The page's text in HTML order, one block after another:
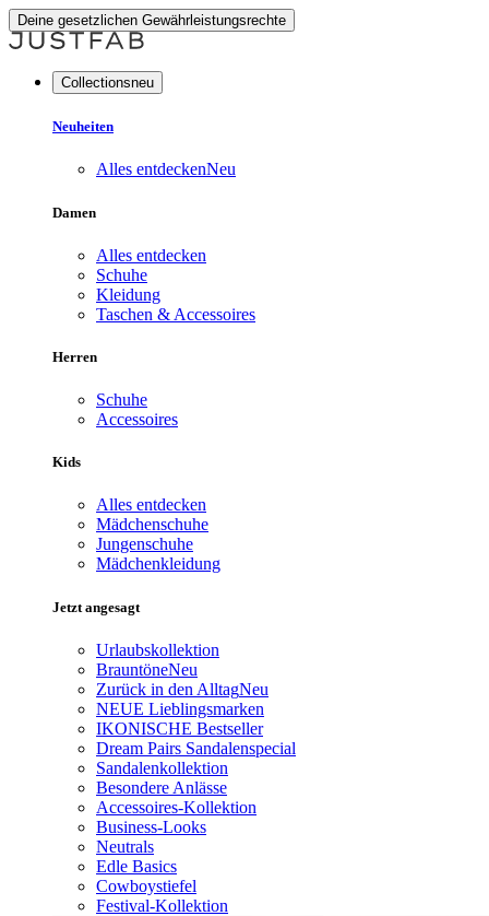
Deine gesetzlichen Gewährleistungsrechte
Collectionsneu
Neuheiten
Alles entdeckenNeu
Damen
Alles entdecken
Schuhe
Kleidung
Taschen & Accessoires
Herren
Schuhe
Accessoires
Kids
Alles entdecken
Mädchenschuhe
Jungenschuhe
Mädchenkleidung
Jetzt angesagt
Urlaubskollektion
BrauntöneNeu
Zurück in den AlltagNeu
NEUE Lieblingsmarken
IKONISCHE Bestseller
Dream Pairs Sandalenspecial
Sandalenkollektion
Besondere Anlässe
Accessoires-Kollektion
Business-Looks
Neutrals
Edle Basics
Cowboystiefel
Festival-Kollektion